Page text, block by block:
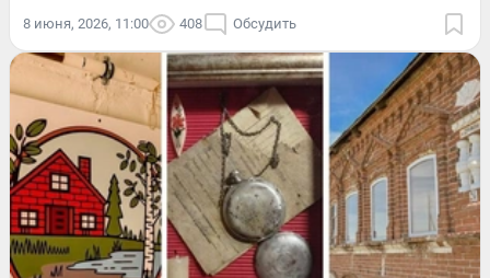
8 июня, 2026, 11:00 408 Обсудить